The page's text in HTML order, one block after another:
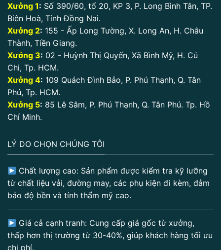
Xưởng 1: Số 390/60, tổ 20, KP 3, P. Long Bình Tân, TP.
Biên Hoà, Tỉnh Đồng Nai.
Xưởng 2: 155 - Ấp Long Tường, X. Long An, H. Châu
Thành, Tiền Giang.
Xưởng 3: 02 - Huỳnh Thị Quyến, Xã Bình Mỹ, H. Củ
Chi, Tp. HCM.
Xưởng 4: 109 Quách Đình Bảo, P. Phú Thạnh, Q. Tân
Phú, Tp. HCM.
Xưởng 5: 85 Lê Sâm, P. Phú Thạnh, Q. Tân Phú. Tp. Hồ
Chí Minh.
LÝ DO CHỌN CHÚNG TÔI
Chất lượng cao: Sản phẩm được kiểm tra kỹ lưỡng
từ chất liệu vải, đường may, các phụ kiện đi kèm, đảm
bảo độ bền và tính thẩm mỹ cao.
Giá cả cạnh tranh: Cung cấp giá gốc từ xưởng,
thấp hơn thị trường từ 30-40%, giúp khách hàng tối ưu
chi phí.